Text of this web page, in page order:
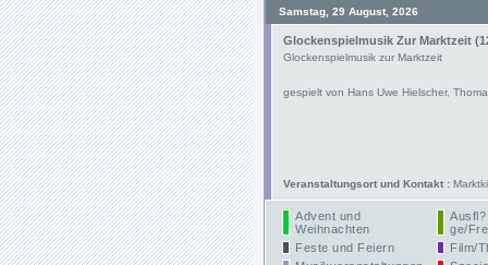
Samstag, 29 August, 2026
Glockenspielmusik Zur Marktzeit
Glockenspielmusik zur Marktzeit
gespielt von Hans Uwe Hielscher,
Veranstaltungsort und Kontakt :
Advent und
Weihnachten
Ausfl?
ge/
Feste und Feiern
Film/